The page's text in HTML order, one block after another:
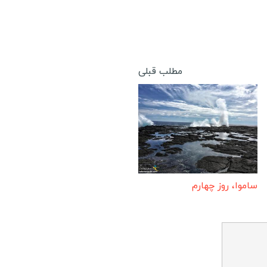
نیجر
سیشل
مصر
کنیا
آفریقای جنوبی
تانزانیا
مطلب قبلی
ساموا، روز چهارم